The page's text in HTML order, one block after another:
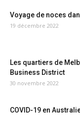
Voyage de noces
19 décembre 2022
Les quartiers de
Business District
30 novembre 2022
COVID-19 en